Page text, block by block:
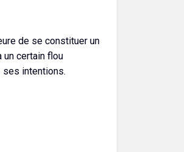
de se constituer un
un certain flou
ses intentions.